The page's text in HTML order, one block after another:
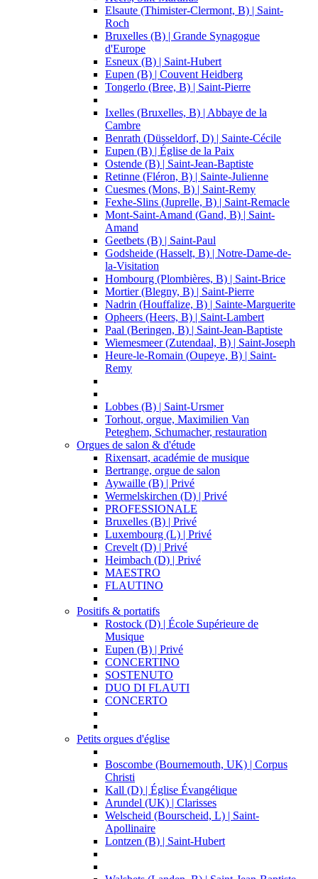
Elsaute (Thimister-Clermont, B) | Saint-
Roch
Bruxelles (B) | Grande Synagogue
d'Europe
Esneux (B) | Saint-Hubert
Eupen (B) | Couvent Heidberg
Tongerlo (Bree, B) | Saint-Pierre
Ixelles (Bruxelles, B) | Abbaye de la
Cambre
Benrath (Düsseldorf, D) | Sainte-Cécile
Eupen (B) | Église de la Paix
Ostende (B) | Saint-Jean-Baptiste
Retinne (Fléron, B) | Sainte-Julienne
Cuesmes (Mons, B) | Saint-Remy
Fexhe-Slins (Juprelle, B) | Saint-Remacle
Mont-Saint-Amand (Gand, B) | Saint-
Amand
Geetbets (B) | Saint-Paul
Godsheide (Hasselt, B) | Notre-Dame-de-
la-Visitation
Hombourg (Plombières, B) | Saint-Brice
Mortier (Blegny, B) | Saint-Pierre
Nadrin (Houffalize, B) | Sainte-Marguerite
Opheers (Heers, B) | Saint-Lambert
Paal (Beringen, B) | Saint-Jean-Baptiste
Wiemesmeer (Zutendaal, B) | Saint-Joseph
Heure-le-Romain (Oupeye, B) | Saint-
Remy
Lobbes (B) | Saint-Ursmer
Torhout, orgue, Maximilien Van
Peteghem, Schumacher, restauration
Orgues de salon & d'étude
Rixensart, académie de musique
Bertrange, orgue de salon
Aywaille (B) | Privé
Wermelskirchen (D) | Privé
PROFESSIONALE
Bruxelles (B) | Privé
Luxembourg (L) | Privé
Crevelt (D) | Privé
Heimbach (D) | Privé
MAESTRO
FLAUTINO
Positifs & portatifs
Rostock (D) | École Supérieure de
Musique
Eupen (B) | Privé
CONCERTINO
SOSTENUTO
DUO DI FLAUTI
CONCERTO
Petits orgues d'église
Boscombe (Bournemouth, UK) | Corpus
Christi
Kall (D) | Église Évangélique
Arundel (UK) | Clarisses
Welscheid (Bourscheid, L) | Saint-
Apollinaire
Lontzen (B) | Saint-Hubert